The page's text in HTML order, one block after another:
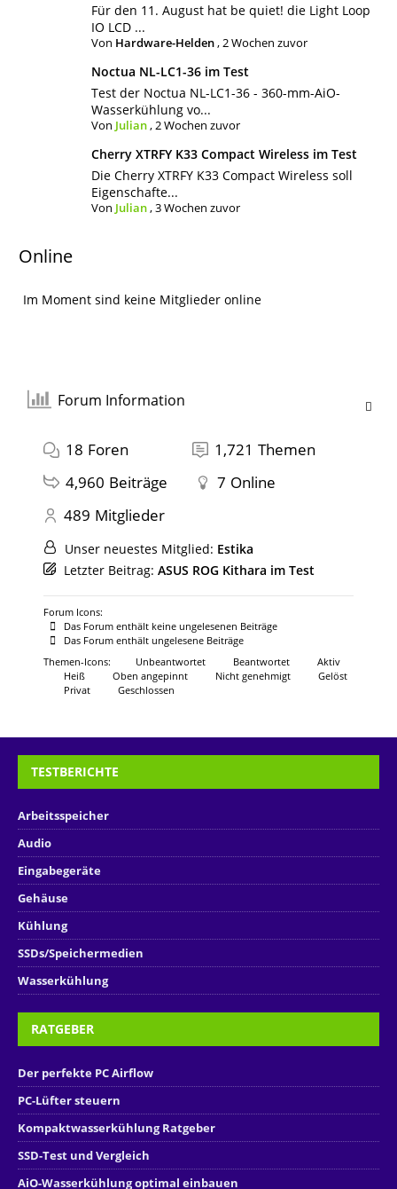
Für den 11. August hat be quiet! die Light Loop
IO LCD ...
Von Hardware-Helden,2 Wochen zuvor
Noctua NL-LC1-36 im Test
Test der Noctua NL-LC1-36 - 360-mm-AiO-
Wasserkühlung vo...
Von Julian,2 Wochen zuvor
Cherry XTRFY K33 Compact Wireless im Test
Die Cherry XTRFY K33 Compact Wireless soll
Eigenschafte...
Von Julian,3 Wochen zuvor
Online
Im Moment sind keine Mitglieder online
Forum Information
18 Foren 1,721 Themen
4,960 Beiträge 7 Online
489 Mitglieder
Unser neuestes Mitglied: Estika
Letzter Beitrag: ASUS ROG Kithara im Test
Forum Icons:
Das Forum enthält keine ungelesenen Beiträge
Das Forum enthält ungelesene Beiträge
Themen-Icons:
Unbeantwortet Beantwortet
Aktiv
Heiß
Oben angepinnt Nicht genehmigt
Gelöst
Privat
Geschlossen
TESTBERICHTE
Arbeitsspeicher
Audio
Eingabegeräte
Gehäuse
Kühlung
SSDs/Speichermedien
Wasserkühlung
RATGEBER
Der perfekte PC Airflow
PC-Lüfter steuern
Kompaktwasserkühlung Ratgeber
SSD-Test und Vergleich
AiO-Wasserkühlung optimal einbauen